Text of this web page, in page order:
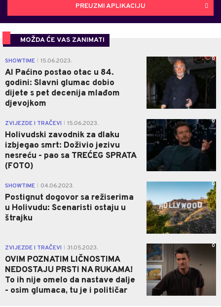
PREUZMI APLIKACIJU
MOŽDA ĆE VAS ZANIMATI
SHOWTIME 15.06.2023.
Al Paćino postao otac u 84.
godini: Slavni glumac dobio
dijete s pet decenija mlađom
djevojkom
0
ZVIJEZDE I TRAČEVI 15.06.2023.
Holivudski zavodnik za dlaku
izbjegao smrt: Doživio jezivu
nesreću - pao sa TREĆEG SPRATA
(FOTO)
0
SHOWTIME 04.06.2023.
Postignut dogovor sa režiserima
u Holivudu: Scenaristi ostaju u
štrajku
0
ZVIJEZDE I TRAČEVI 31.05.2023.
OVIM POZNATIM LIČNOSTIMA
NEDOSTAJU PRSTI NA RUKAMA!
To ih nije omelo da nastave dalje
- osim glumaca, tu je i političar
0